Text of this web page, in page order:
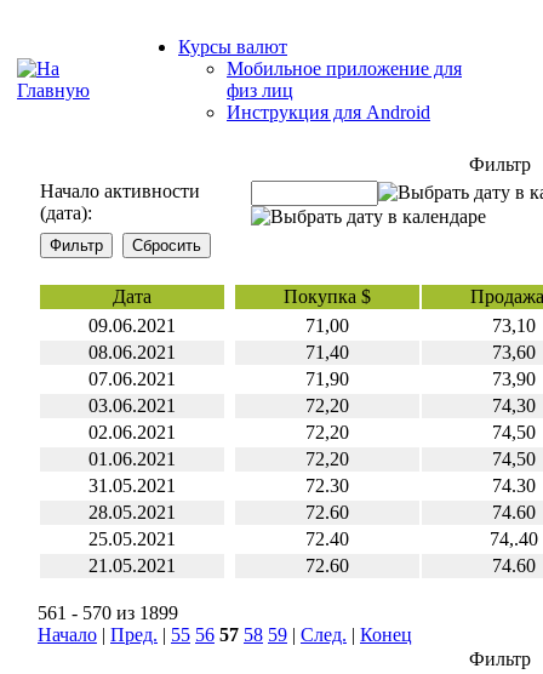
Курсы валют
Мобильное приложение для
физ лиц
Инструкция для Android
Фильтр
Начало активности
(дата):
Дата Покупка $
09.06.2021
71,00
73,10
08.06.2021
71,40
73,60
07.06.2021
71,90
73,90
03.06.2021
72,20
74,30
02.06.2021
72,20
74,50
01.06.2021
72,20
74,50
31.05.2021
72.30
74.30
28.05.2021
72.60
74.60
25.05.2021
72.40
74,.40
21.05.2021
72.60 74.60
561 - 570 из 1899
Начало | Пред. | 55 56 57 58 59 | След. | Конец
Фильтр